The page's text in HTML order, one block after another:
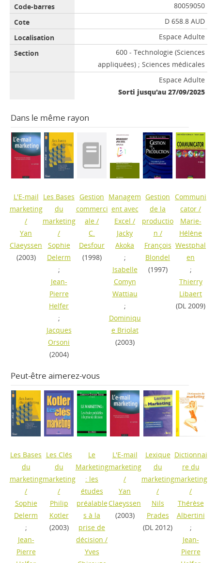
80059050
D 658.8 AUD
Espace Adulte
600 - Technologie (Sciences
appliquées) ; Sciences médicales
Espace Adulte
Sorti jusqu'au 27/09/2025
Dans le même rayon
L'E-mail
marketing
/
Yan
Claeyssen
(2003)
Les Bases
du
marketing
/
Sophie
Delerm
;
Jean-
Pierre
Helfer
;
Jacques
Orsoni
(2004)
Gestion
commerci
ale /
C.
Desfour
(1998)
Managem
ent avec
Excel /
Jacky
Akoka
;
Isabelle
Comyn
Wattiau
;
Dominiqu
e Briolat
(2003)
Gestion
de la
productio
n /
François
Blondel
(1997)
Communi
cator /
Marie-
Hélène
Westphal
en
;
Thierry
Libaert
(DL 2009)
Peut-être aimerez-vous
Les Bases
du
marketing
/
Sophie
Delerm
;
Jean-
Pierre
Les Clés
du
marketing
/
Philip
Kotler
(2003)
Le
Marketing
: les
études
préalable
s à la
prise de
décision /
Yves
L'E-mail
marketing
/
Yan
Claeyssen
(2003)
Lexique
du
marketing
/
Nils
Prades
(DL 2012)
Dictionnai
re du
marketing
/
Thérèse
Albertini
;
Jean-
Pierre